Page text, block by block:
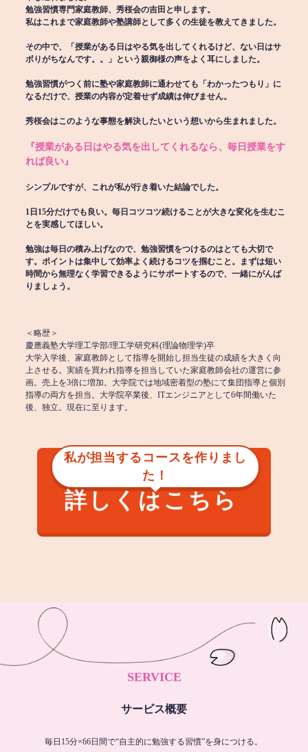
勉強習慣専門家庭教師、秀桜会の吉田と申します。
私はこれまで家庭教師や塾講師として多くの生徒を教えてきました。
その中で、「授業がある日はやる気を出してくれるけど、ない日はサ
ボりがちなんです。。」という親御様の声をよく耳にしました。
勉強習慣がつく前に塾や家庭教師に通わせても「わかったつもり」に
なるだけで、授業の内容が定着せず成績は伸びません。
秀桜会はこのような事態を解決したいという想いから生まれました。
『授業がある日はやる気を出してくれるなら、毎日授業をす
れば良い』
シンプルですが、これが私が行き着いた結論でした。
1日15分だけでも良い。毎日コツコツ続けることが大きな変化を生むこ
とを実感してほしい。
勉強は毎日の積み上げなので、勉強習慣をつけるのはとても大切で
す。ポイントは集中して効率よく続けるコツを掴むこと。まずは短い
時間から無理なく学習できるようにサポートするので、一緒にがんば
りましょう。
＜略歴＞
慶應義塾大学理工学部/理工学研究科(理論物理学)卒
大学入学後、家庭教師として指導を開始し担当生徒の成績を大きく向
上させる。実績を買われ指導を担当していた家庭教師会社の運営に参
画。売上を3倍に増加。大学院では地域密着型の塾にて集団指導と個別
指導の両方を担当。大学院卒業後、ITエンジニアとして6年間働いた
後、独立。現在に至ります。
私が担当するコースを作りまし
た！
詳しくはこちら
SERVICE
サービス概要
毎日15分×66日間で“自主的に勉強する習慣”を身につける。